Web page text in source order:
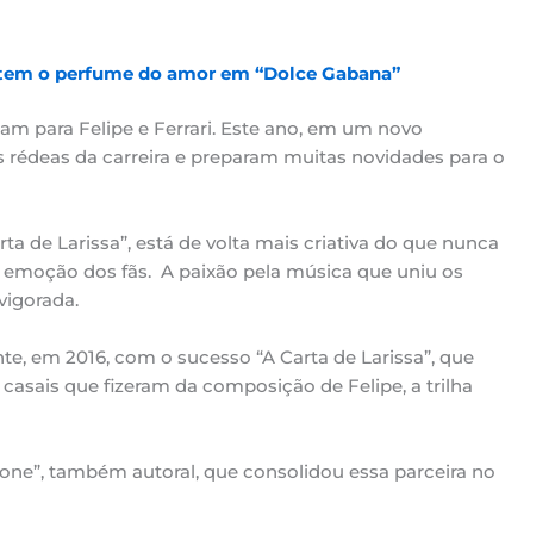
o perfume do amor em “Dolce Gabana”
para Felipe e Ferrari. Este ano, em um novo
da carreira e preparam muitas novidades para o
de Larissa”, está de volta mais criativa do que nunca
dos fãs. A paixão pela música que uniu os
em 2016, com o sucesso “A Carta de Larissa”, que
que fizeram da composição de Felipe, a trilha
também autoral, que consolidou essa parceira no